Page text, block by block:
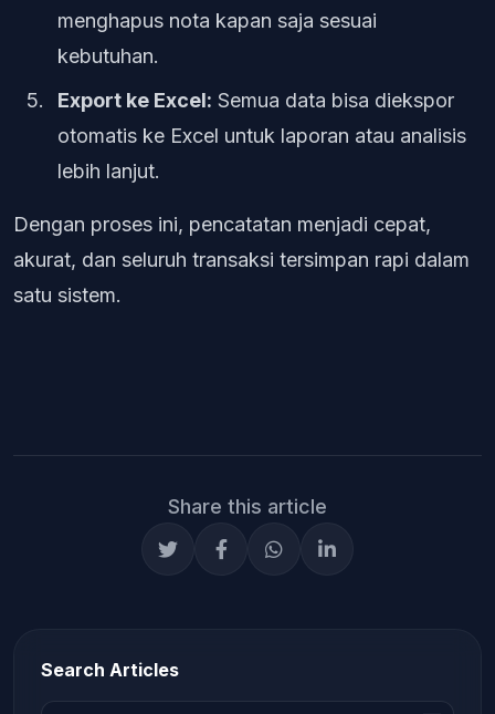
menghapus nota kapan saja sesuai
kebutuhan.
Export ke Excel: Semua data bisa diekspor
otomatis ke Excel untuk laporan atau analisis
lebih lanjut.
Dengan proses ini, pencatatan menjadi cepat,
akurat, dan seluruh transaksi tersimpan rapi dalam
satu sistem.
Share this article
Search Articles